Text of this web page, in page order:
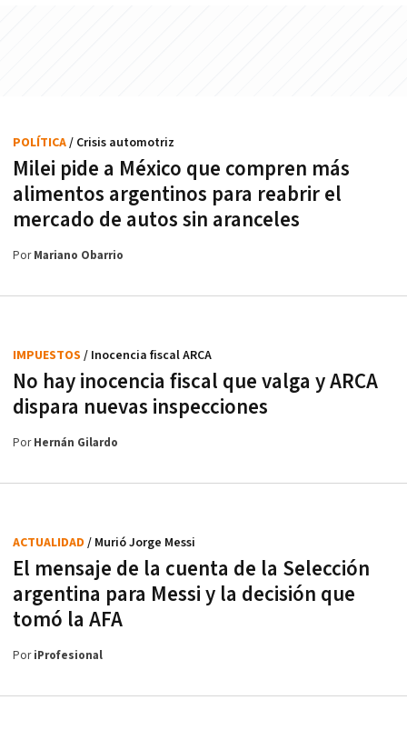
Milei pide a México que compren más
alimentos argentinos para reabrir el
mercado de autos sin aranceles
POLÍTICA/ Crisis automotriz
PorMariano Obarrio
No hay inocencia fiscal que valga y ARCA
dispara nuevas inspecciones
IMPUESTOS / Inocencia fiscal ARCA
PorHernán Gilardo
El mensaje de la cuenta de la Selección
argentina para Messi y la decisión que
tomó la AFA
ACTUALIDAD / Murió Jorge Messi
PoriProfesional